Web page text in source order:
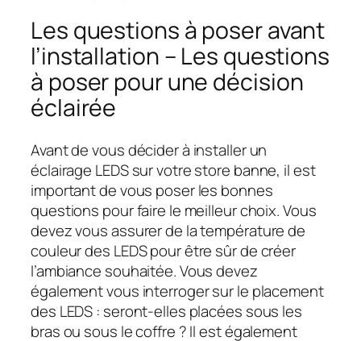
Les questions à poser avant
l’installation – Les questions
à poser pour une décision
éclairée
Avant de vous décider à installer un
éclairage LEDS sur votre store banne, il est
important de vous poser les bonnes
questions pour faire le meilleur choix. Vous
devez vous assurer de la température de
couleur des LEDS pour être sûr de créer
l’ambiance souhaitée. Vous devez
également vous interroger sur le placement
des LEDS : seront-elles placées sous les
bras ou sous le coffre ? Il est également